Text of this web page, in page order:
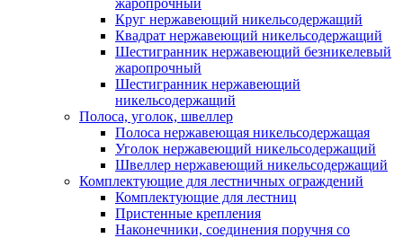
Круг нержавеющий никельсодержащий
Квадрат нержавеющий никельсодержащий
Шестигранник нержавеющий безникелевый
жаропрочный
Шестигранник нержавеющий
никельсодержащий
Полоса, уголок, швеллер
Полоса нержавеющая никельсодержащая
Уголок нержавеющий никельсодержащий
Швеллер нержавеющий никельсодержащий
Комплектующие для лестничных ограждений
Комплектующие для лестниц
Пристенные крепления
Наконечники, соединения поручня со